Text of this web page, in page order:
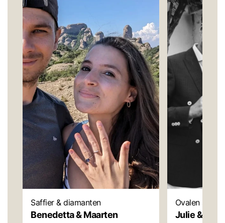
Saffier & diamanten
Benedetta & Maarten
Ovalen
Julie &